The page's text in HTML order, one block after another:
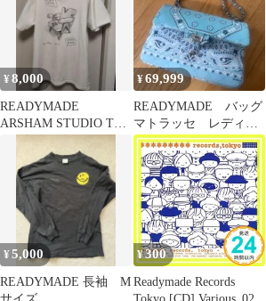
¥8,000
READYMADE
ARSHAM STUDIO Tシ
ャツ Lサイズ イス
¥69,999
READYMADE バッグ
マトラッセ レディメ
イド
¥5,000
READYMADE 長袖 M
¥300
Readymade Records